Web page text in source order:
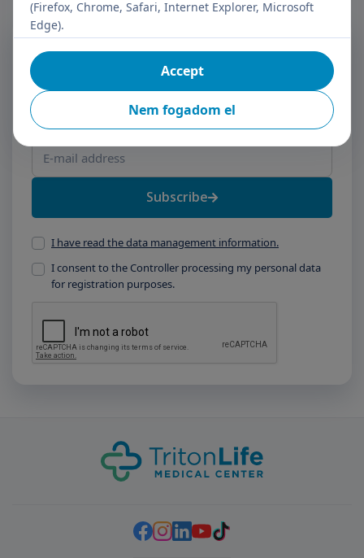
Subscribe to the Triton
Newsletter
Name
E-mail address
Subscribe
I have read the data management information.
I consent to the Controller processing my personal data
for registration purposes.
(Firefox, Chrome, Safari, Internet Explorer, Microsoft
Edge).
Nem fogadom el
Accept